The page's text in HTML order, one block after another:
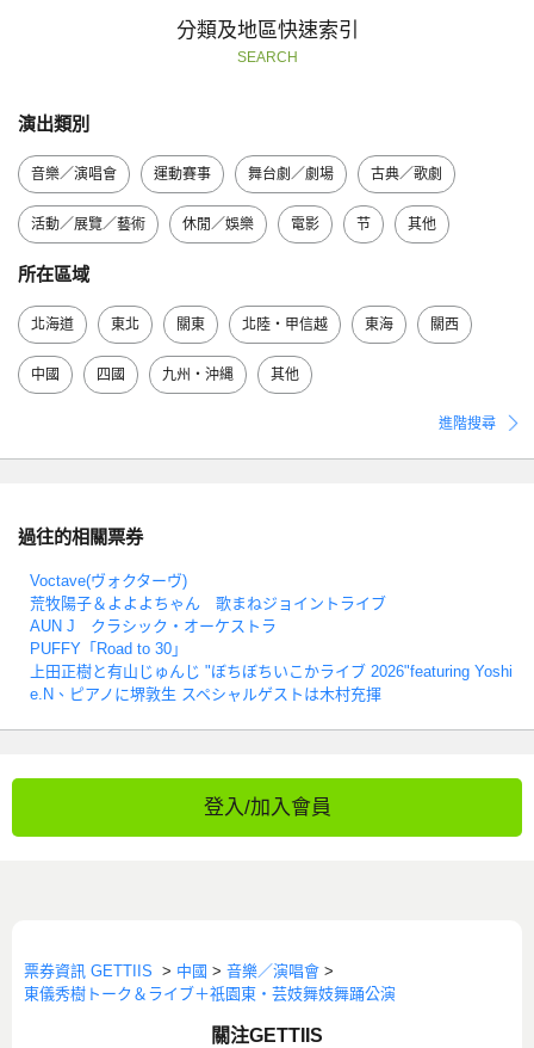
分類及地區快速索引
SEARCH
演出類別
音樂／演唱會 運動賽事 舞台劇／劇場 古典／歌劇
活動／展覽／藝術 休閒／娛樂 電影 节 其他
所在區域
北海道 東北 關東 北陸・甲信越 東海 關西
中國 四國 九州・沖縄 其他
進階搜尋
過往的相關票券
Voctave(ヴォクターヴ)
荒牧陽子＆よよよちゃん 歌まねジョイントライブ
AUN J クラシック・オーケストラ
PUFFY「Road to 30」
上田正樹と有山じゅんじ "ぼちぼちいこかライブ 2026"featuring Yoshi
e.N、ピアノに堺敦生 スペシャルゲストは木村充揮
登入/加入會員
票券資訊 GETTIIS > 中國 > 音樂／演唱會 >
東儀秀樹トーク＆ライブ＋祇園東・芸妓舞妓舞踊公演
關注GETTIIS